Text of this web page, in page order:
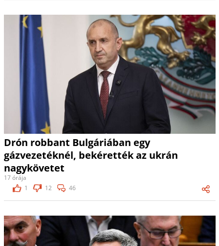
Drón robbant Bulgáriában egy
gázvezetéknél, bekérették az ukrán
nagykövetet
17 órája
1
12 46